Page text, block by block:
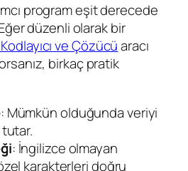
program eşit derecede
düzenli olarak bir
ve Çözücüaracı
birkaç pratik
: Mümkün olduğunda veriyi
tutar.
: İngilizce olmayan
karakterleri doğru